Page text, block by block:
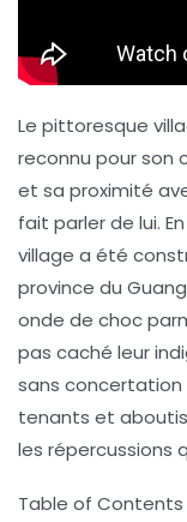
Le pittoresque
reconnu pour son
et sa proximité
fait parler de lui.
village a été
province du
onde de choc
pas caché leur
sans concertation
tenants et
les répercussions
Table of Contents